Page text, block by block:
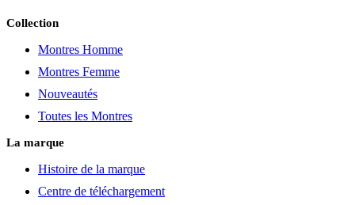
Collection
Montres Homme
Montres Femme
Nouveautés
Toutes les Montres
La marque
Histoire de la marque
Centre de téléchargement